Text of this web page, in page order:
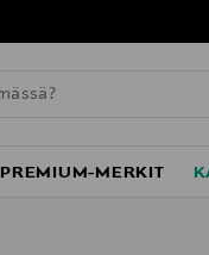
PREMIUM-MERKIT